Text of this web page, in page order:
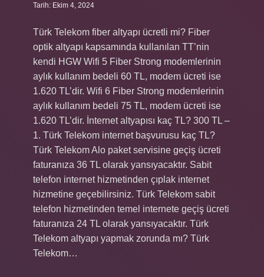
Tarih: Ekim 4, 2024
Türk Telekom fiber altyapı ücretli mi? Fiber
optik altyapı kapsamında kullanılan TT’nin
kendi HGW Wifi 5 Fiber Strong modemlerinin
aylık kullanım bedeli 60 TL, modem ücreti ise
1.620 TL’dir. Wifi 6 Fiber Strong modemlerinin
aylık kullanım bedeli 75 TL, modem ücreti ise
1.620 TL’dir. İnternet altyapısı kaç TL? 300 TL –
1. Türk Telekom internet başvurusu kaç TL?
Türk Telekom Alo paket servisine geçiş ücreti
faturanıza 36 TL olarak yansıyacaktır. Sabit
telefon internet hizmetinden çıplak internet
hizmetine geçebilirsiniz. Türk Telekom sabit
telefon hizmetinden temel internete geçiş ücreti
faturanıza 24 TL olarak yansıyacaktır. Türk
Telekom altyapı yapmak zorunda mı? Türk
Telekom…